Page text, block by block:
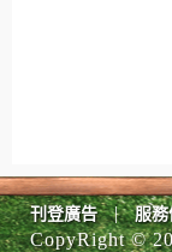
刊登廣告 | 服務
CopyRight ©